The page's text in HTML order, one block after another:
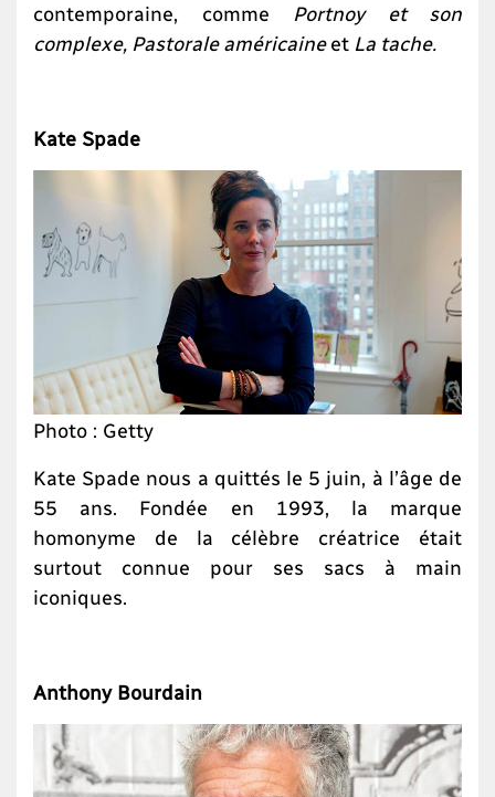
contemporaine, comme Portnoy et son
complexe, Pastorale américaineet La tache.
Kate Spade
Photo : Getty
Kate Spade nous a quittés le 5 juin, à l’âge de
55 ans. Fondée en 1993, la marque
homonyme de la célèbre créatrice était
surtout connue pour ses sacs à main
iconiques.
Anthony Bourdain